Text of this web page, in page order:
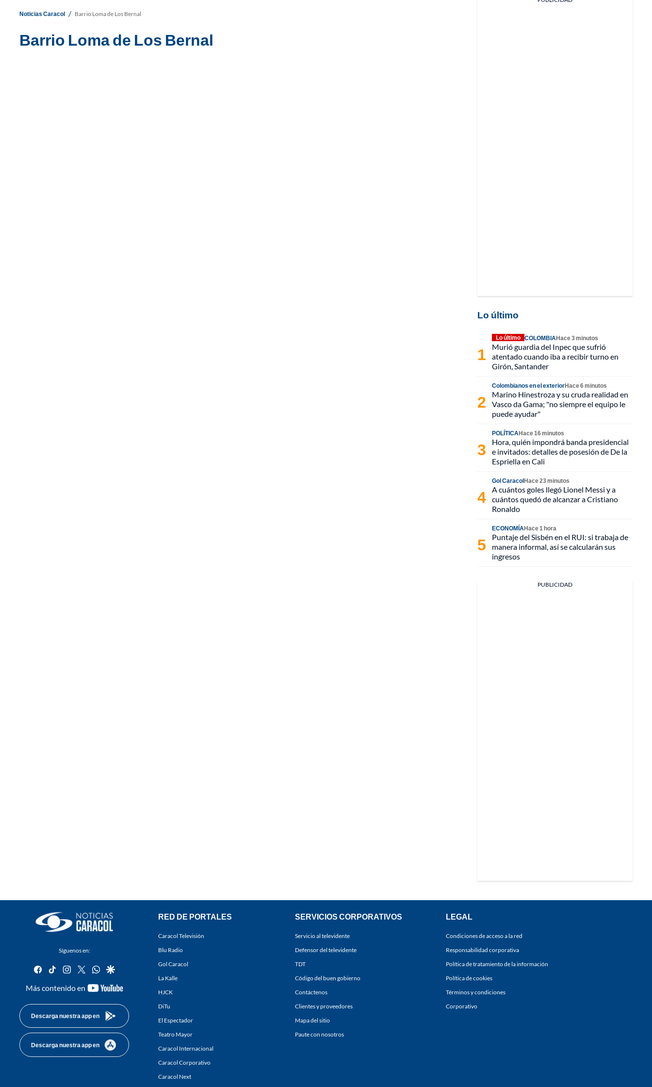
Noticias Caracol / Barrio Loma de Los Bernal
Barrio Loma de Los Bernal
Lo último
Lo último COLOMBIAHace 3 minutos
Murió guardia del Inpec que sufrió
atentado cuando iba a recibir turno en
Girón, Santander
Colombianos en el exteriorHace 6 minutos
Marino Hinestroza y su cruda realidad en
Vasco da Gama; "no siempre el equipo le
puede ayudar"
POLÍTICAHace 16 minutos
Hora, quién impondrá banda presidencial
e invitados: detalles de posesión de De la
Espriella en Cali
Gol CaracolHace 23 minutos
A cuántos goles llegó Lionel Messi y a
cuántos quedó de alcanzar a Cristiano
Ronaldo
ECONOMÍAHace 1 hora
Puntaje del Sisbén en el RUI: si trabaja de
manera informal, así se calcularán sus
ingresos
PUBLICIDAD
Síguenos en:
facebook
tiktok instagram
twitterwhatsapp
google
Más contenido en
youtube-
Descarga nuestra app en
Descarga nuestra app en
RED DE PORTALES
Caracol Televisión
Blu Radio
Gol Caracol
La Kalle
HJCK
DiTu
El Espectador
Teatro Mayor
Caracol Internacional
Caracol Corporativo
Caracol Next
SERVICIOS CORPORATIVOS
Servicio al televidente
Defensor del televidente
TDT
Código del buen gobierno
Contáctenos
Clientes y proveedores
Mapa del sitio
Paute con nosotros
LEGAL
Condiciones de acceso a la red
Responsabilidad corporativa
Política de tratamiento de la información
Política de cookies
Términos y condiciones
Corporativo